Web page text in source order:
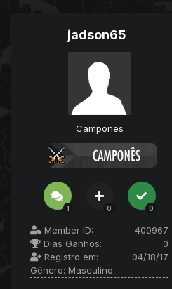
jadson65
Campones
1 0 0
Member ID:
400967
Dias Ganhos:
0
Registro em:
04/18/17
Gênero: Masculino